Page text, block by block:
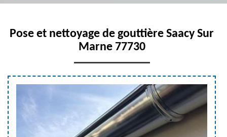
Pose et nettoyage de gouttière Saacy Sur
Marne 77730